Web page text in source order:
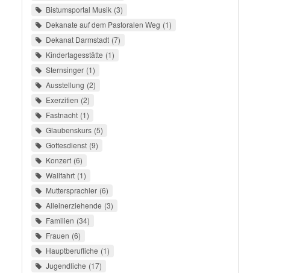
Bistumsportal Musik 3
Dekanate auf dem Pastoralen Weg 1
Dekanat Darmstadt 7
Kindertagesstätte 1
Sternsinger 1
Ausstellung 2
Exerzitien 2
Fastnacht 1
Glaubenskurs 5
Gottesdienst 9
Konzert 6
Wallfahrt 1
Muttersprachler 6
Alleinerziehende 3
Familien 34
Frauen 6
Hauptberufliche 1
Jugendliche 17